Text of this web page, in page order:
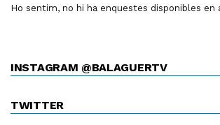
Ho sentim, no hi ha enquestes disponibles
INSTAGRAM @BALAGUERTV
TWITTER